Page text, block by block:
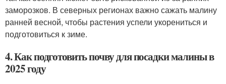
заморозков. В северных регионах важно сажать малину
ранней весной, чтобы растения успели укорениться и
подготовиться к зиме.
4. Как подготовить почву для посадки малины в
2025 году